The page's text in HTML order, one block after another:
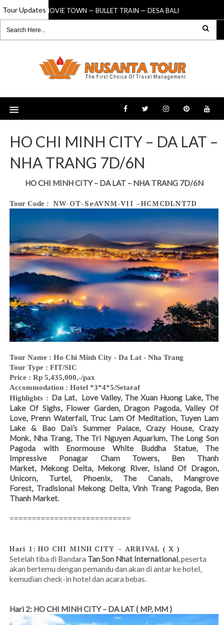
Tour Updates
03 Jan 2020 MOVIE TOWN — BULLET TRAIN — DESA BALI
HO CHI MINH CITY – DA LAT –
NHA TRANG 7D/6N
HO CHI MINH CITY – DA LAT – NHA TRANG 7D/6N
Tour Code : NW-OT-SeAVNM-VII –HCMCDLNT7D
Tour Name : Ho Chi Minh City - Da Lat - Nha Trang
Tour Type : FIT/SIC
Price : Rp 5,435,000,-/pax
Accommodation : Hotel *3*4*5/Setaraf
Highlights : Da Lat, Love Valley, The Xuan Huong Lake, The
Lake Of Sighs, Flower Garden, Dragon Pagoda, Valley Of
Love, Prenn Waterfall, Truc Lam Of Meditation, Tuyen Lam
Lake & Bao Dai’s Summer Palace, Crazy House, Crazy
Monk, Nha Trang, The Tri Nguyen Aquarium, The Long Son
Pagoda
with Enormouse White Buddha Statue, The
Impressive Ponagar Cham Towers, Ben Thanh
Market, Mekong Delta, Mekong River, Island Of Dragon,
Unicorn, Turtel, Phoenix, The Canals, Mangrove
Forest, Tradisional Mekong Delta,Vinh Trang Pagoda, Ben
Thanh Market.
===========================
Hari 1: HO CHI MINH CITY – ARRIVAL ( X )
Setelah tiba di Bandara Tan Son Nhat International, peserta
akan bertemu dengan pemandu dan akan di antar ke hotel,
kemudian check-in hotel dan acara bebas.
Hari 2: HO CHI MINH CITY – DA LAT ( MP, MM )